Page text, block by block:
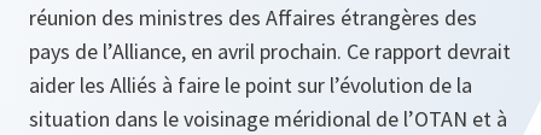
réunion des ministres des Affaires étrangères des
pays de l’Alliance, en avril prochain. Ce rapport devrait
aider les Alliés à faire le point sur l’évolution de la
situation dans le voisinage méridional de l’OTAN et à